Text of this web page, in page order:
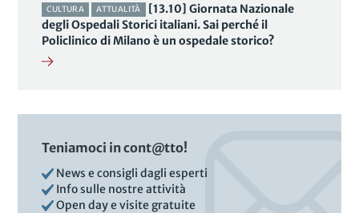
CULTURA ATTUALITÀ
[13.10] Giornata Nazionale
degli Ospedali Storici italiani. Sai perché il
Policlinico di Milano è un ospedale storico?
Teniamoci in cont@tto!
News e consigli dagli esperti
Info sulle nostre attività
Open day e visite gratuite